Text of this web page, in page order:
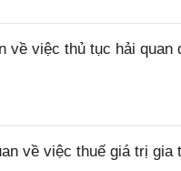
về việc thủ tục hải
về việc thuế giá trị gia